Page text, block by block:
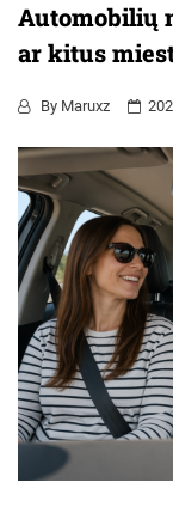
Automobilių
ar kitus
By Maruxz